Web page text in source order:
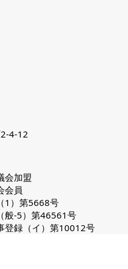
4-12
会加盟
会員
1）第5668号
般-5）第46561号
登録（イ）第10012号